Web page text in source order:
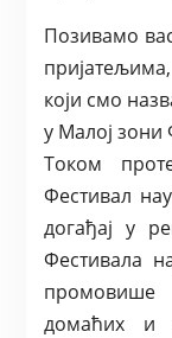
Позивамо
који смо
у Малој зони
Током
Фестивал
догађај у
Фестивала
домаћих и